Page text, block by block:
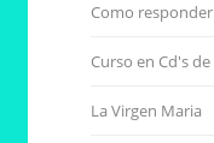
Como responder
Curso en Cd's
La Virgen Maria